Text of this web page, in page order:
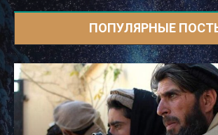
ПОПУЛЯРНЫЕ